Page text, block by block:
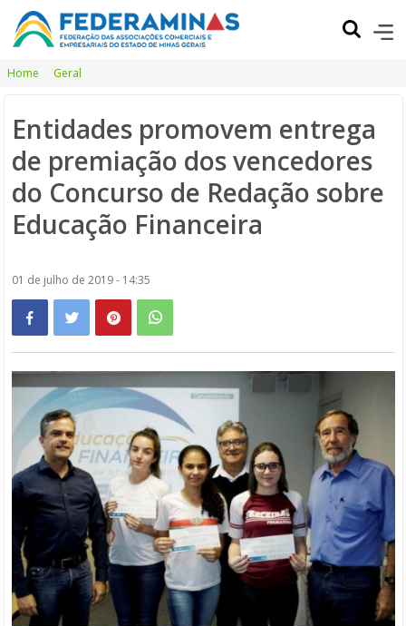
Home Geral
Entidades promovem entrega
de premiação dos vencedores
do Concurso de Redação sobre
Educação Financeira
01 de julho de 2019 - 14:35